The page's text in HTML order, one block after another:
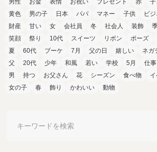
男性 お金 表情 お祝い プレゼント 赤 子
黄色
男の子 日本 パパ マネー 子供 ビ
財産
甘い 女 会社員 冬 社会人 装飾
笑顔
祭り 10代 スイーツ リボン ポーズ
夏
60代 ブーケ 7月 父の日 嬉しい ネガ
父
20代 少年 和風 若い 学校 5月 仕事
男
持つ お父さん 花 シーズン 食べ物
女の子
春 飾り かわいい 動物